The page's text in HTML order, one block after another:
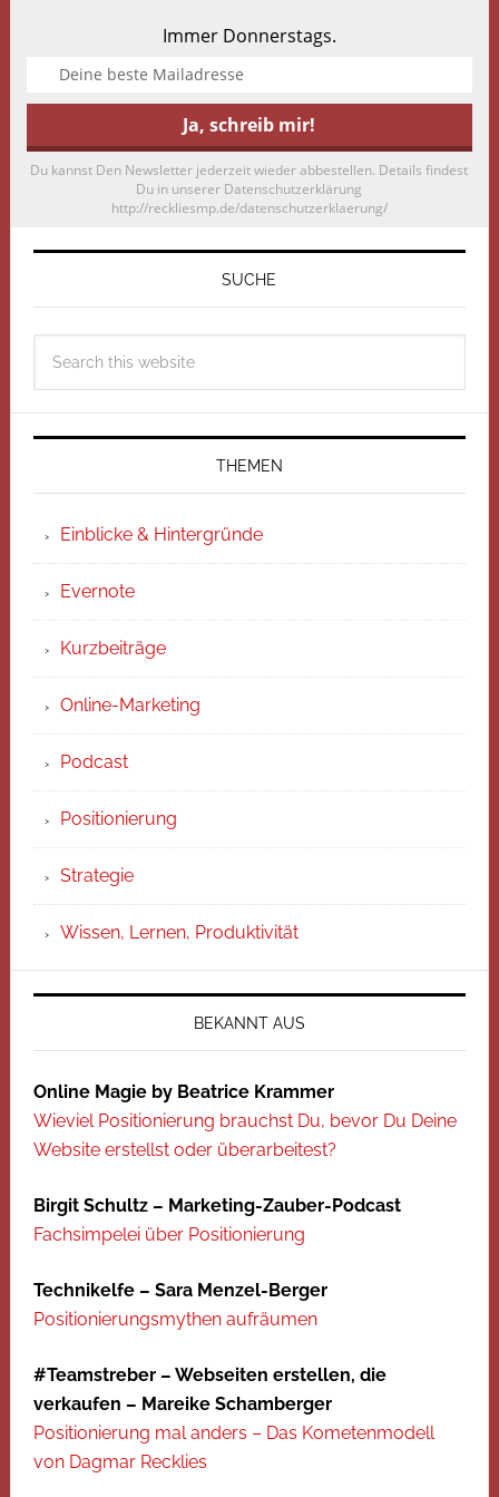
Immer Donnerstags.
Du kannst Den Newsletter jederzeit wieder abbestellen. Details findest
Du in unserer Datenschutzerklärung
http://reckliesmp.de/datenschutzerklaerung/
SUCHE
THEMEN
Einblicke & Hintergründe
Evernote
Kurzbeiträge
Online-Marketing
Podcast
Positionierung
Strategie
Wissen, Lernen, Produktivität
BEKANNT AUS
Online Magie by Beatrice Krammer
Wieviel Positionierung brauchst Du, bevor Du Deine
Website erstellst oder überarbeitest?
Birgit Schultz – Marketing-Zauber-Podcast
Fachsimpelei über Positionierung
Technikelfe – Sara Menzel-Berger
Positionierungsmythen aufräumen
#Teamstreber – Webseiten erstellen, die
verkaufen – Mareike Schamberger
Positionierung mal anders – Das Kometenmodell
von Dagmar Recklies